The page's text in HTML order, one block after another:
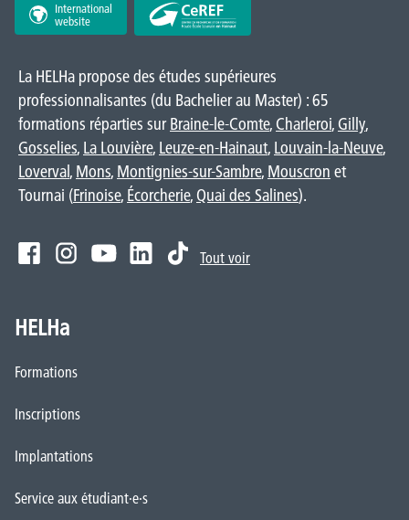
International
website
La HELHa propose des études supérieures
professionnalisantes (du Bachelier au Master) : 65
formations réparties surBraine-le-Comte, Charleroi, Gilly,
Gosselies, La Louvière, Leuze-en-Hainaut, Louvain-la-Neuve,
Loverval, Mons, Montignies-sur-Sambre, Mouscron et
Tournai (Frinoise, Écorcherie, Quai des Salines).
Tout voir
HELHa
Formations
Inscriptions
Implantations
Service aux étudiant·e·s